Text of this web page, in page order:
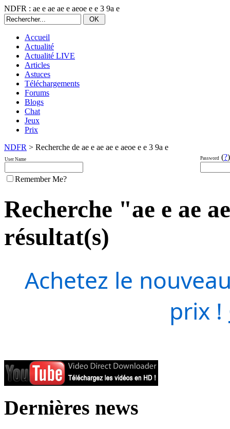
NDFR : ae e ae ae e aeoe e e 3 9a e
Accueil
Actualité
Actualité LIVE
Articles
Astuces
Téléchargements
Forums
Blogs
Chat
Jeux
Prix
NDFR > Recherche de ae e ae ae e aeoe e e 3 9a e
User Name Password (?)
Remember Me?
Recherche "ae e ae
résultat(s)
Achetez le
prix !
Dernières news